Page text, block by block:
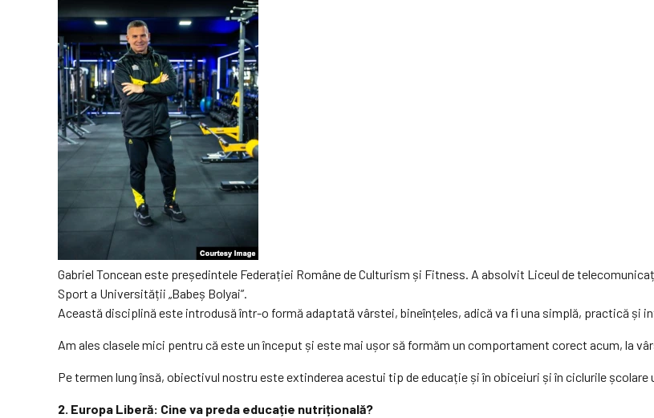
Gabriel Toncean este președintele Federației Române de Culturism și Fitness. A absolvit Liceul de
Sport a Universității „Babeș Bolyai”.
Această disciplină este introdusă într-o formă adaptată vârstei, bineînțeles, adică va fi una simplă, practică și
Am ales clasele mici pentru că este un început și este mai ușor să formăm un comportament corect acum, la
Pe termen lung însă, obiectivul nostru este extinderea acestui tip de educație și în obiceiuri și în ciclurile școlare
2. Europa Liberă: Cine va preda educație nutrițională?